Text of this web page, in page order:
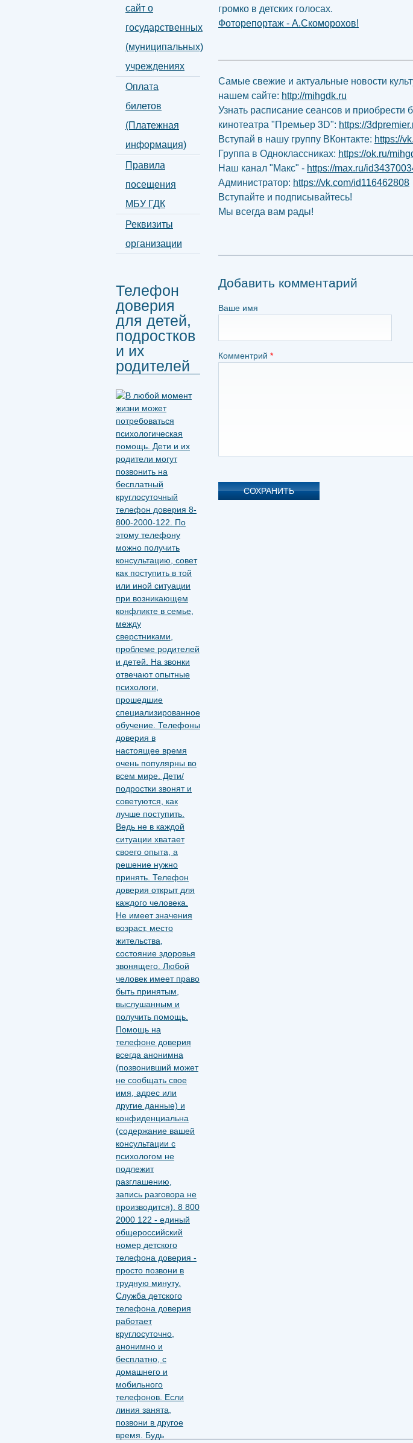
сайт о
государственных
(муниципальных)
учреждениях
Оплата
билетов
(Платежная
информация)
Правила
посещения
МБУ ГДК
Реквизиты
организации
Телефон
доверия
для детей,
подростков
и их
родителей
громко в детских голосах.
Фоторепортаж - А.Скоморохов!
Самые свежие и актуальные новости
нашем сайте: http://mihgdk.ru
Узнать расписание сеансов и
кинотеатра "Премьер 3D": https://
Вступай в нашу группу ВКонтакте: https://
Группа в Одноклассниках: https://ok.ru/
Наш канал "Макс" - https://max.ru/
Администратор: https://vk.com/id116462808
Вступайте и подписывайтесь!
Мы всегда вам рады!
Добавить комментарий
Ваше имя
Комментрий *